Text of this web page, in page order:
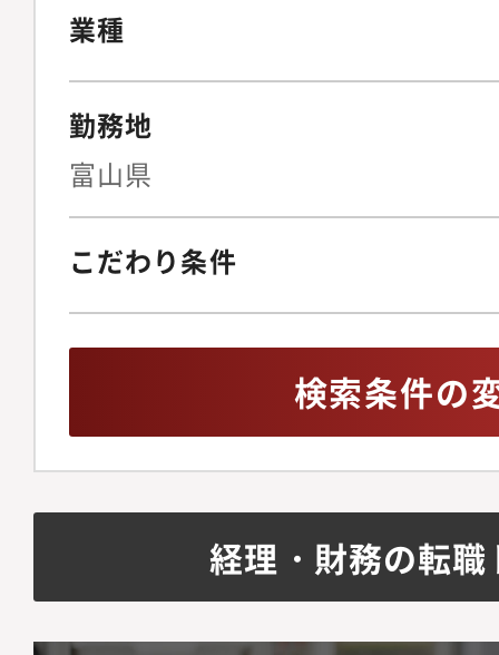
務いただくなど、ご
業種
勤務地
富山県
こだわり条件
検索条件の
経理・財務の転